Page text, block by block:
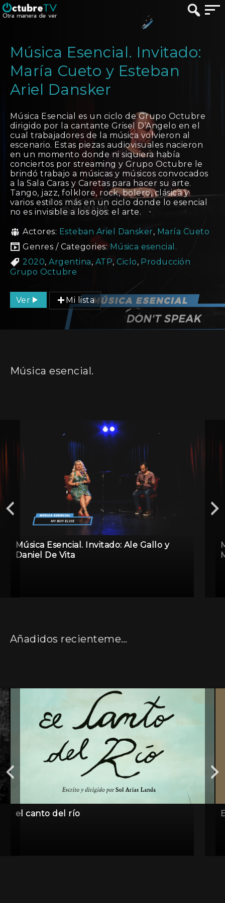
Música Esencial. Invitado:
María Cueto y Esteban
Ariel Dansker
Música Esencial es un ciclo de Grupo Octubre
dirigido por la cantante Grisel D’Angelo en el
cual trabajadores de la música volvieron al
escenario. Estas piezas audiovisuales nacieron
en un momento donde ni siquiera había
conciertos por streaming y Grupo Octubre le
brindó trabajo a músicas y músicos convocados
a la Sala Caras y Caretas para hacer su arte.
Tango, jazz, folklore, rock, bolero, clásica y
varios estilos más en un ciclo donde lo esencial
no es invisible a los ojos: el arte.
Actores: Esteban Ariel Dansker, María Cueto
Genres / Categories:Música esencial.
2020,Argentina, ATP, Ciclo, Producción
Grupo Octubre
Ver Mi lista
Música esencial.
Música Esencial. Invitado: Ale Gallo y
Daniel De Vita
Añadidos recientemente
el canto del río